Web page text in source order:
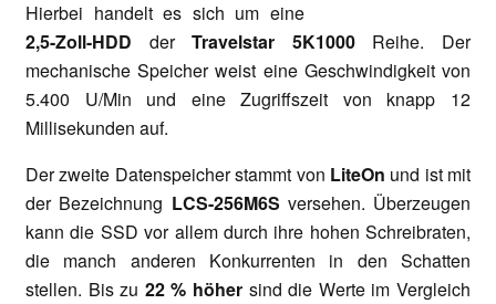
Hierbei handelt es sich um eine
2,5-Zoll-HDD derTravelstar 5K1000Reihe. Der
mechanische Speicher weist eine Geschwindigkeit von
5.400 U/Min und eine Zugriffszeit von knapp 12
Millisekunden auf.
Der zweite Datenspeicher stammt von LiteOn und ist mit
der Bezeichnung LCS-256M6S versehen. Überzeugen
kann die SSD vor allem durch ihre hohen Schreibraten,
die manch anderen Konkurrenten in den Schatten
stellen. Bis zu 22% höher sind die Werte im Vergleich